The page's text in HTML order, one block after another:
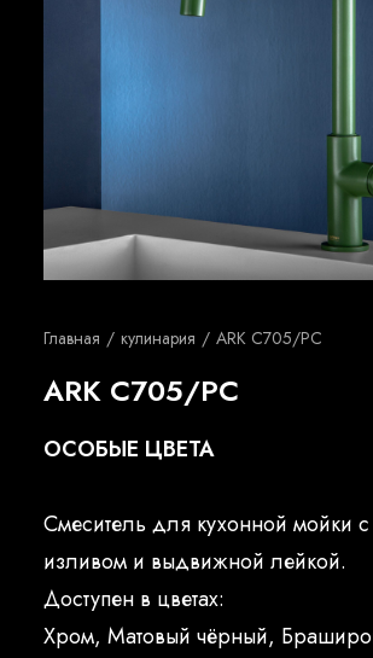
Русский
Главная кулинария ARK C705/PC
ARK C705/PC
ОСОБЫЕ ЦВЕТА
Смеситель для кухонной мойки
изливом и выдвижной лейкой.
Доступен в цветах:
Хром, Матовый чёрный,